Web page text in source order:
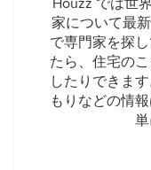
Houzz では世
家について最
で専門家を探
たら、住宅の
したりできま
もりなどの情